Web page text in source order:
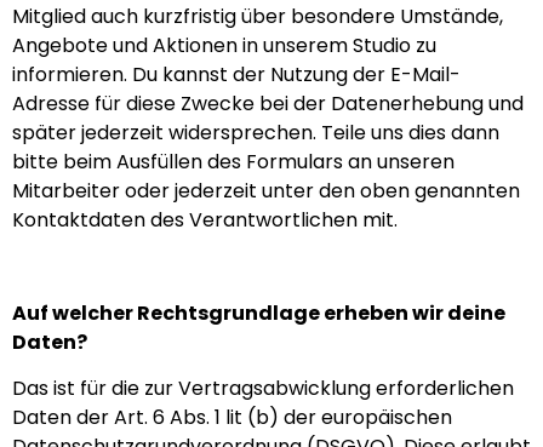
Mitglied auch kurzfristig über besondere Umstände,
Angebote und Aktionen in unserem Studio zu
informieren. Du kannst der Nutzung der E-Mail-
Adresse für diese Zwecke bei der Datenerhebung und
später jederzeit widersprechen. Teile uns dies dann
bitte beim Ausfüllen des Formulars an unseren
Mitarbeiter oder jederzeit unter den oben genannten
Kontaktdaten des Verantwortlichen mit.
Auf welcher Rechtsgrundlage erheben wir deine
Daten?
Das ist für die zur Vertragsabwicklung erforderlichen
Daten der Art. 6 Abs. 1 lit (b) der europäischen